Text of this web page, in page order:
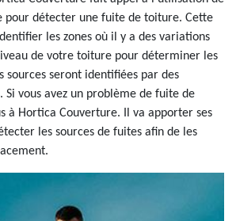
pour détecter une fuite de toiture. Cette
les zones où il y a des variations
de votre toiture pour déterminer les
sources seront identifiées par des
Si vous avez un problème de fuite de
à Hortica Couverture. Il va apporter ses
les sources de fuites afin de les